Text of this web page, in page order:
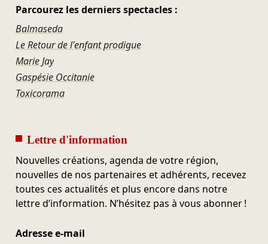
Parcourez les derniers spectacles :
Balmaseda
Le Retour de l'enfant prodigue
Marie Jay
Gaspésie Occitanie
Toxicorama
Lettre d'information
Nouvelles créations, agenda de votre région,
nouvelles de nos partenaires et adhérents, recevez
toutes ces actualités et plus encore dans notre
lettre d’information. N’hésitez pas à vous abonner !
Adresse e-mail